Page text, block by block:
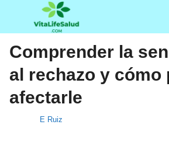
Comprender la
al rechazo y cómo
afectarle
E Ruiz